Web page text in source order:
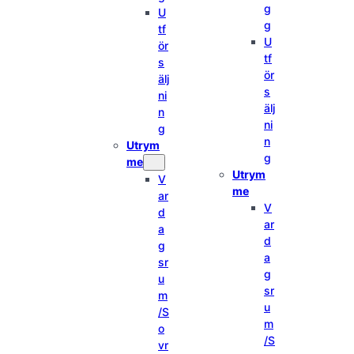
U
tf
ör
s
älj
ni
n
g
Utrym
me
V
ar
d
a
g
sr
u
m
/S
o
vr
g
g
U
tf
ör
s
älj
ni
n
g
Utrym
me
V
ar
d
a
g
sr
u
m
/S